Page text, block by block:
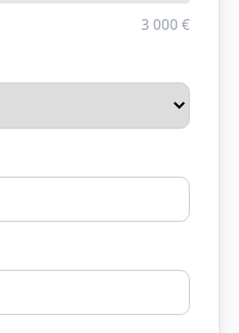
3 000 €